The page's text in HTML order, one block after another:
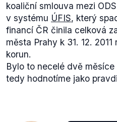
koaliční smlouva mezi
v systému ÚFIS, který
financí ČR činila celková
města Prahy k 31. 12.
korun.
Bylo to necelé dvě
tedy hodnotíme jako